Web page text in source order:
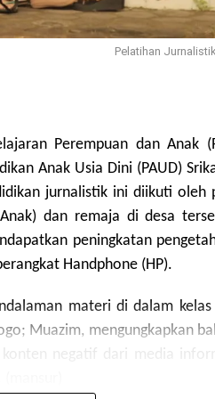
Pelatihan
Perempuan dan Anak
Anak Usia Dini (PAUD)
jurnalistik ini diikuti oleh
dan remaja di desa
peningkatan
Handphone (HP).
materi di dalam kelas
Muazim, mengungkapkan